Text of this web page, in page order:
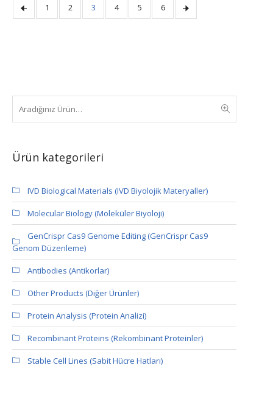
1 2 3 4 5 6
Ürün kategorileri
IVD Biological Materials (IVD Biyolojik Materyaller)
Molecular Biology (Moleküler Biyoloji)
GenCrispr Cas9 Genome Editing (GenCrispr Cas9
Genom Düzenleme)
Antibodies (Antikorlar)
Other Products (Diğer Ürünler)
Protein Analysis (Protein Analizi)
Recombinant Proteins (Rekombinant Proteinler)
Stable Cell Lines (Sabit Hücre Hatları)